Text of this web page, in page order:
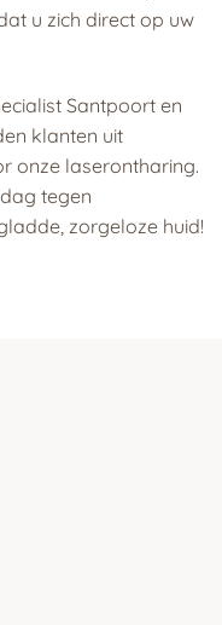
u zich direct op uw
Santpoort en
klanten uit
onze laserontharing.
tegen
zorgeloze huid!